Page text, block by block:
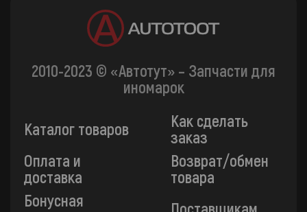
2010-2023 © «Автотут» – Запчасти для
иномарок
Каталог товаров
Как сделать
заказ
Оплата и
доставка
Возврат/обмен
товара
Бонусная